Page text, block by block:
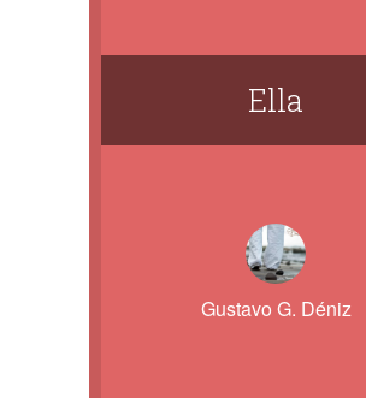
Ella
Gustavo G. Déniz